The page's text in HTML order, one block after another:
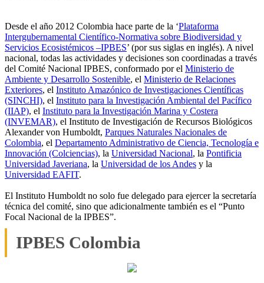
Desde el año 2012 Colombia hace parte de la ‘Plataforma
Intergubernamental Científico-Normativa sobre Biodiversidad y
Servicios Ecosistémicos –IPBES’ (por sus siglas en inglés). A nivel
nacional, todas las actividades y decisiones son coordinadas a través
del Comité Nacional IPBES, conformado por el Ministerio de
Ambiente y Desarrollo Sostenible, el Ministerio de Relaciones
Exteriores, el Instituto Amazónico de Investigaciones Científicas
(SINCHI), el Instituto para la Investigación Ambiental del Pacífico
(IIAP), el Instituto para la Investigación Marina y Costera
(INVEMAR), el Instituto de Investigación de Recursos Biológicos
Alexander von Humboldt, Parques Naturales Nacionales de
Colombia, el Departamento Administrativo de Ciencia, Tecnología e
Innovación (Colciencias), la Universidad Nacional, la Pontificia
Universidad Javeriana, la Universidad de los Andes y la
Universidad EAFIT.
El Instituto Humboldt no solo fue delegado para ejercer la secretaría
técnica del comité, sino que adicionalmente también es el “Punto
Focal Nacional de la IPBES”.
IPBES Colombia